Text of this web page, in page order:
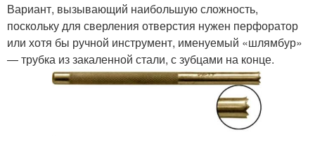
Вариант, вызывающий наибольшую сложность,
поскольку для сверления отверстия нужен перфоратор
или хотя бы ручной инструмент, именуемый «шлямбур»
— трубка из закаленной стали, с зубцами на конце.